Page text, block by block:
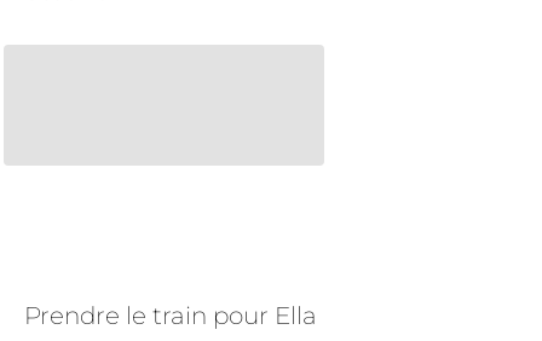
Prendre le train pour Ella